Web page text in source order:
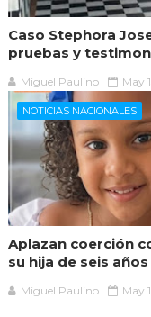
Caso Stephora
pruebas y
Miguel Paulino May
NOTICIAS NACIONALES
Aplazan coerción
su hija de seis
Miguel Paulino May